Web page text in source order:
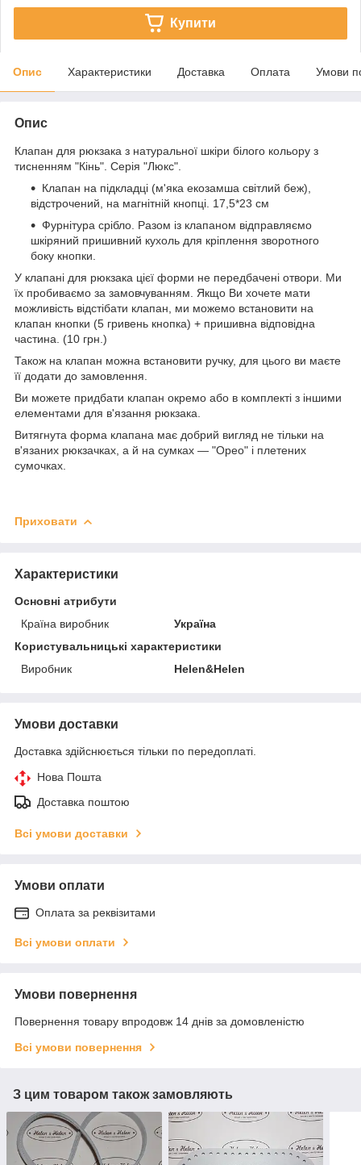
Купити
Опис Характеристики Доставка Оплата Умови
Опис
Клапан для рюкзака з натуральної шкіри білого кольору з
тисненням "Кiнь". Серія "Люкс".
Клапан на підкладці (м'яка екозамша світлий беж),
відстрочений, на магнітній кнопці. 17,5*23 см
Фурнітура срібло. Разом із клапаном відправляємо
шкіряний пришивний кухоль для кріплення зворотного
боку кнопки.
У клапані для рюкзака цієї форми не передбачені отвори. Ми
їх пробиваємо за замовчуванням. Якщо Ви хочете мати
можливість відстібати клапан, ми можемо встановити на
клапан кнопки (5 гривень кнопка) + пришивна відповідна
частина. (10 грн.)
Також на клапан можна встановити ручку, для цього ви маєте
її додати до замовлення.
Ви можете придбати клапан окремо або в комплекті з іншими
елементами для в'язання рюкзака.
Витягнута форма клапана має добрий вигляд не тільки на
в'язаних рюкзачках, а й на сумках — "Орео" і плетених
сумочках.
Приховати
Характеристики
Основні атрибути
Країна виробник
Україна
Користувальницькі характеристики
Виробник
Helen&Helen
Умови доставки
Доставка здійснюється тільки по передоплаті.
Нова Пошта
Доставка поштою
Всі умови доставки
Умови оплати
Оплата за реквізитами
Всі умови оплати
Умови повернення
Повернення товару впродовж 14 днів за домовленістю
Всі умови повернення
З цим товаром також замовляють